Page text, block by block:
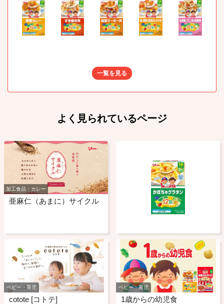
一覧を見る
よく見られているページ
加工食品・カレー
亜麻仁（あまに）サイクル
ベビー・育児
cotote [コトテ]
ベビー・育児
1歳からの幼児食